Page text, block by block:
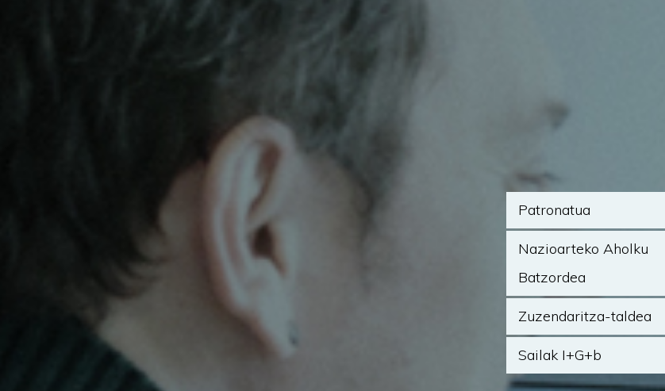
Patronatua
Nazioarteko Aholku
Batzordea
Zuzendaritza-taldea
Sailak I+G+b